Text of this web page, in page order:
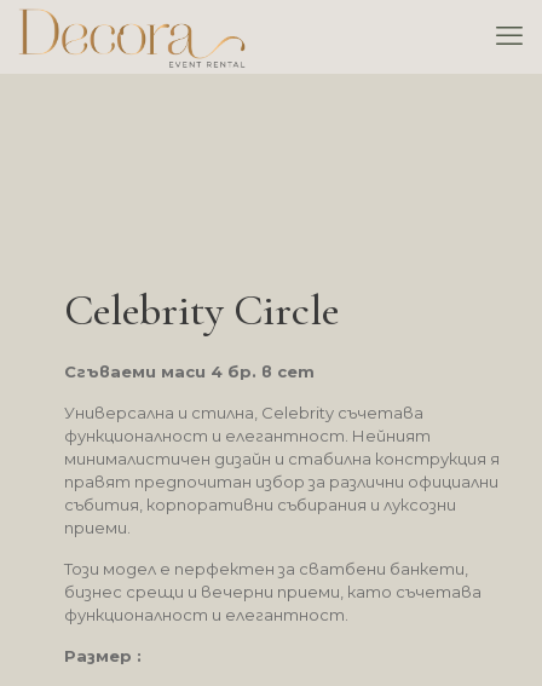
Celebrity Circle
Сгъваеми маси 4 бр. в сет
Универсална и стилна, Celebrity съчетава
функционалност и елегантност. Нейният
минималистичен дизайн и стабилна конструкция я
правят предпочитан избор за различни официални
събития, корпоративни събирания и луксозни
приеми.
Този модел е перфектен за сватбени банкети,
бизнес срещи и вечерни приеми, като съчетава
функционалност и елегантност.
Размер :